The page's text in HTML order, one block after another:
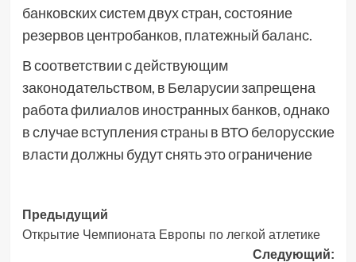
банковских систем двух стран, состояние
резервов центробанков, платежный баланс.
В соответствии с действующим
законодательством, в Беларусии запрещена
работа филиалов иностранных банков, однако
в случае вступления страны в ВТО белорусские
власти должны будут снять это ограничение
Навигация
записи
Предыдущий
Открытие Чемпионата Европы по легкой атлетике
Следующий: